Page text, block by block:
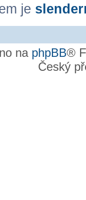
je
na phpBB®
Český